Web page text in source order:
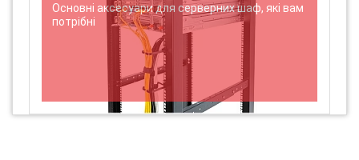
Основні аксесуари для серверних шаф, які вам
потрібні